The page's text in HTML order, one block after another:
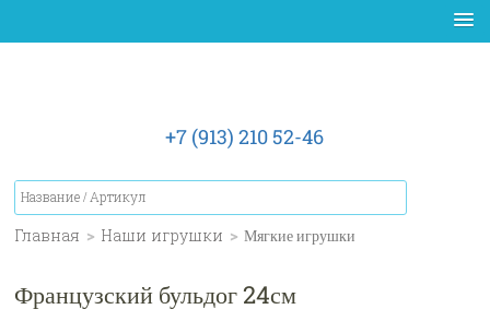
+7 (913) 210 52-46
Главная > Наши игрушки > Мягкие игрушки
Французский бульдог 24см